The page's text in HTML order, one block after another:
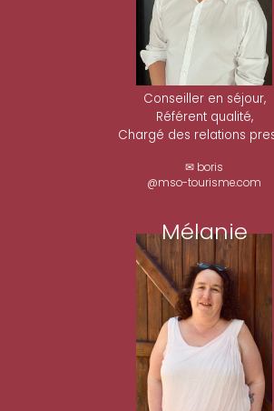
Conseiller en séjour,
Référent qualité,
Chargé des relations
✉ boris
@mso-tourisme.com
Mélanie